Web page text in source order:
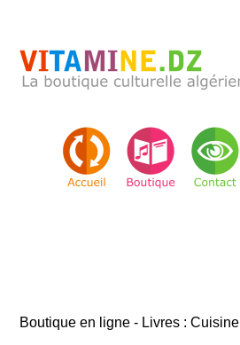
Boutique en ligne - Livres : Cuisine